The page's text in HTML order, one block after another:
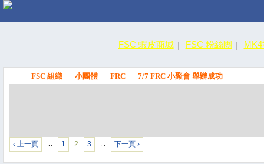
FSC 蝦皮商城 FSC 粉絲團
FSC 組織 小團體 FRC 7/7 FRC 小聚會 舉辦成功
‹ 上一頁 … 1 2 3 … 下一頁 ›